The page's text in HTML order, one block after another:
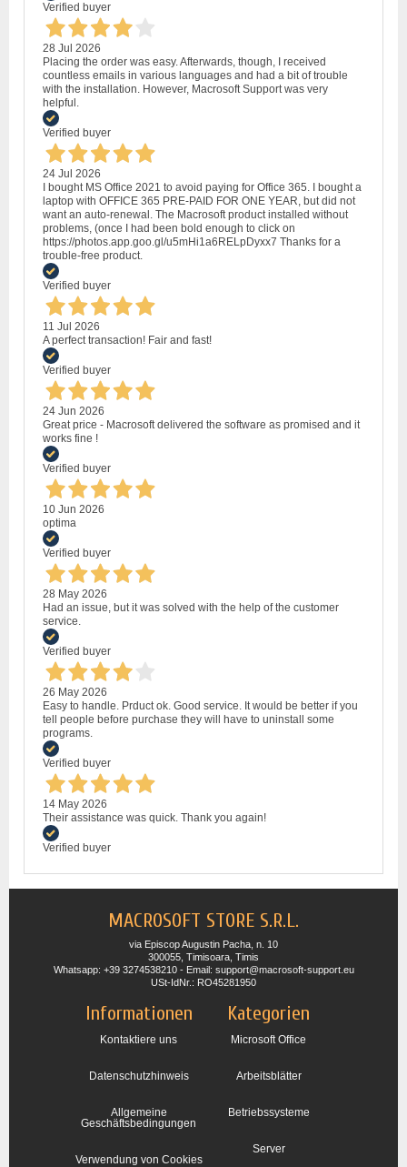
Verified buyer
28 Jul 2026
Placing the order was easy. Afterwards, though, I received
countless emails in various languages and had a bit of trouble
with the installation. However, Macrosoft Support was very
helpful.
Verified buyer
24 Jul 2026
I bought MS Office 2021 to avoid paying for Office 365. I bought a
laptop with OFFICE 365 PRE-PAID FOR ONE YEAR, but did not
want an auto-renewal. The Macrosoft product installed without
problems, (once I had been bold enough to click on
https://photos.app.goo.gl/u5mHi1a6RELpDyxx7 Thanks for a
trouble-free product.
Verified buyer
11 Jul 2026
A perfect transaction! Fair and fast!
Verified buyer
24 Jun 2026
Great price - Macrosoft delivered the software as promised and it
works fine !
Verified buyer
10 Jun 2026
optima
Verified buyer
28 May 2026
Had an issue, but it was solved with the help of the customer
service.
Verified buyer
26 May 2026
Easy to handle. Prduct ok. Good service. It would be better if you
tell people before purchase they will have to uninstall some
programs.
Verified buyer
14 May 2026
Their assistance was quick. Thank you again!
Verified buyer
MACROSOFT STORE S.R.L.
via Episcop Augustin Pacha, n. 10
300055, Timisoara, Timis
Whatsapp: +39 3274538210 - Email: support@macrosoft-support.eu
USt-IdNr.: RO45281950
Informationen
Kontaktiere uns
Datenschutzhinweis
Allgemeine
Geschäftsbedingungen
Verwendung von Cookies
Kategorien
Microsoft Office
Arbeitsblätter
Betriebssysteme
Server